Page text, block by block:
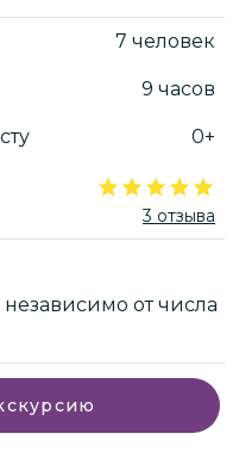
7 человек
9 часов
0+
3 отзыва
от числа